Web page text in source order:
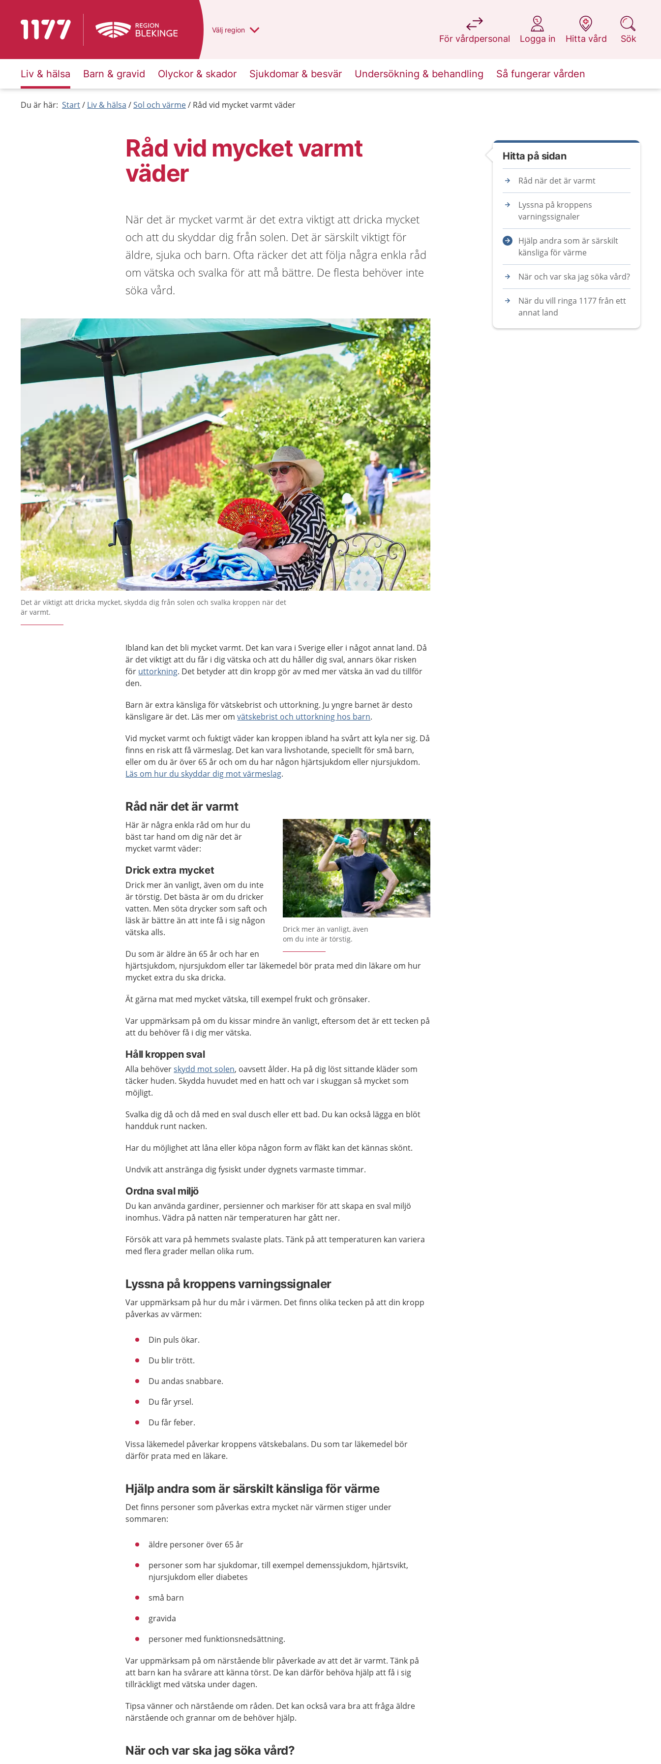
Till startsidan för 1177 Du har valt region
Välj en annan
region
För vårdpersonal
på 1177.se
Logga in
på 1177.se
Hitta vård
på 1177.se
Sök
på 1177.se
Liv & hälsa Barn & gravid Olyckor & skador Sjukdomar & besvär Undersökning & behandling Så fungerar vården
Du är här: Start Liv & hälsa Sol och värme Råd vid mycket varmt väder
Råd vid mycket varmt
väder
När det är mycket varmt är det extra viktigt att dricka mycket
och att du skyddar dig från solen. Det är särskilt viktigt för
äldre, sjuka och barn. Ofta räcker det att följa några enkla råd
om vätska och svalka för att må bättre. De flesta behöver inte
söka vård.
Det är viktigt att dricka mycket, skydda dig från solen och svalka kroppen när det
är varmt.
Ibland kan det bli mycket varmt. Det kan vara i Sverige eller i något annat land. Då
är det viktigt att du får i dig vätska och att du håller dig sval, annars ökar risken
för uttorkning. Det betyder att din kropp gör av med mer vätska än vad du tillför
den.
Barn är extra känsliga för vätskebrist och uttorkning. Ju yngre barnet är desto
känsligare är det. Läs mer omvätskebrist och uttorkning hos barn.
Vid mycket varmt och fuktigt väder kan kroppen ibland ha svårt att kyla ner sig. Då
finns en risk att få värmeslag. Det kan vara livshotande, speciellt för små barn,
eller om du är över 65 år och om du har någon hjärtsjukdom eller njursjukdom.
Läs om hur du skyddar dig mot värmeslag.
Råd när det är varmt
Förstora bilden
Drick mer än vanligt, även
om du inte är törstig.
Här är några enkla råd om hur du
bäst tar hand om dig när det är
mycket varmt väder:
Drick extra mycket
Drick mer än vanligt, även om du inte
är törstig. Det bästa är om du dricker
vatten. Men söta drycker som saft och
läsk är bättre än att inte få i sig någon
vätska alls.
Du som är äldre än 65 år och har en
hjärtsjukdom, njursjukdom eller tar läkemedel bör prata med din läkare om hur
mycket extra du ska dricka.
Ät gärna mat med mycket vätska, till exempel frukt och grönsaker.
Var uppmärksam på om du kissar mindre än vanligt, eftersom det är ett tecken på
att du behöver få i dig mer vätska.
Håll kroppen sval
Alla behöverskydd mot solen, oavsett ålder. Ha på dig löst sittande kläder som
täcker huden. Skydda huvudet med en hatt och var i skuggan så mycket som
möjligt.
Svalka dig då och då med en sval dusch eller ett bad. Du kan också lägga en blöt
handduk runt nacken.
Har du möjlighet att låna eller köpa någon form av fläkt kan det kännas skönt.
Undvik att anstränga dig fysiskt under dygnets varmaste timmar.
Ordna sval miljö
Du kan använda gardiner, persienner och markiser för att skapa en sval miljö
inomhus. Vädra på natten när temperaturen har gått ner.
Försök att vara på hemmets svalaste plats. Tänk på att temperaturen kan variera
med flera grader mellan olika rum.
Lyssna på kroppens varningssignaler
Var uppmärksam på hur du mår i värmen. Det finns olika tecken på att din kropp
påverkas av värmen:
Din puls ökar.
Du blir trött.
Du andas snabbare.
Du får yrsel.
Du får feber.
Vissa läkemedel påverkar kroppens vätskebalans. Du som tar läkemedel bör
därför prata med en läkare.
Hjälp andra som är särskilt känsliga för värme
Det finns personer som påverkas extra mycket när värmen stiger under
sommaren:
äldre personer över 65 år
personer som har sjukdomar, till exempel demenssjukdom, hjärtsvikt,
njursjukdom eller diabetes
små barn
gravida
personer med funktionsnedsättning.
Var uppmärksam på om närstående blir påverkade av att det är varmt. Tänk på
att barn kan ha svårare att känna törst. De kan därför behöva hjälp att få i sig
tillräckligt med vätska under dagen.
Tipsa vänner och närstående om råden. Det kan också vara bra att fråga äldre
närstående och grannar om de behöver hjälp.
När och var ska jag söka vård?
Hitta på sidan
Råd när det är varmt
Lyssna på kroppens
varningssignaler
Hjälp andra som är särskilt
känsliga för värme
När och var ska jag söka vård?
När du vill ringa 1177 från ett
annat land